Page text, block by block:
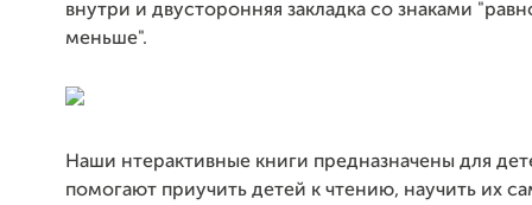
внутри и двусторонняя закладка со знаками
меньше".
Наши нтерактивные книги предназначены для
помогают приучить детей к чтению, научить их